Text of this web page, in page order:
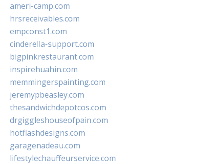
ameri-camp.com
hrsreceivables.com
empconst1.com
cinderella-support.com
bigpinkrestaurant.com
inspirehuahin.com
memmingerspainting.com
jeremypbeasley.com
thesandwichdepotcos.com
drgiggleshouseofpain.com
hotflashdesigns.com
garagenadeau.com
lifestylechauffeurservice.com